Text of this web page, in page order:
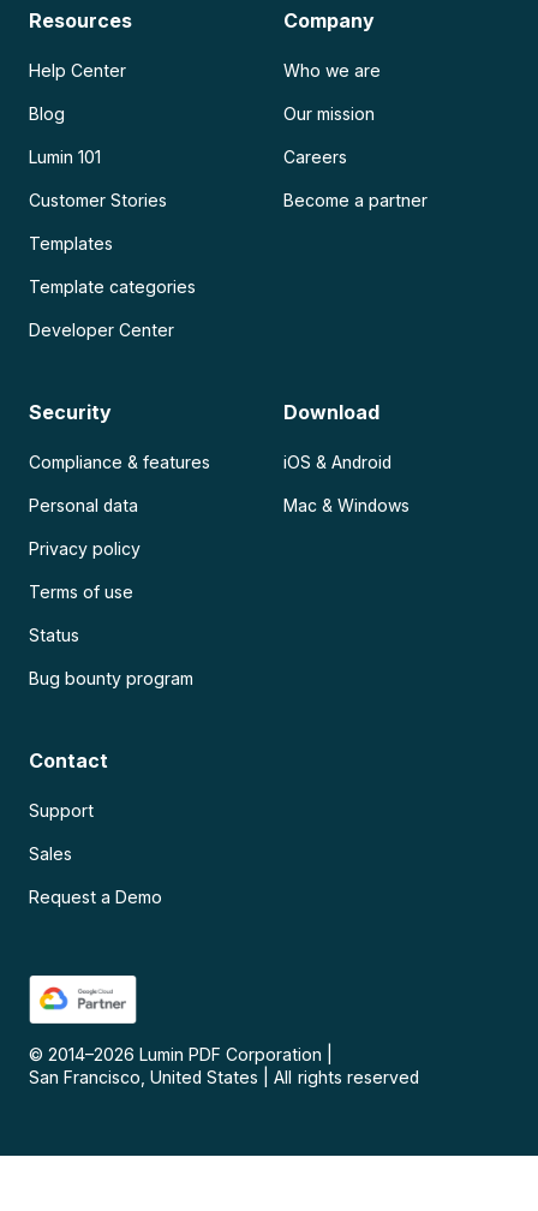
Resources
Help Center
Blog
Lumin 101
Customer Stories
Templates
Template categories
Developer Center
Company
Who we are
Our mission
Careers
Become a partner
Security
Compliance & features
Personal data
Privacy policy
Terms of use
Status
Bug bounty program
Download
iOS & Android
Mac & Windows
Contact
Support
Sales
Request a Demo
© 2014–2026 Lumin PDF Corporation
San Francisco, United States
All rights reserved